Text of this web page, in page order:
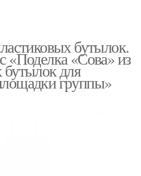
бутылок.
«Поделка «Сова» из
для
группы»